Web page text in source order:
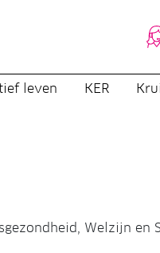
leven KER
Welzijn en